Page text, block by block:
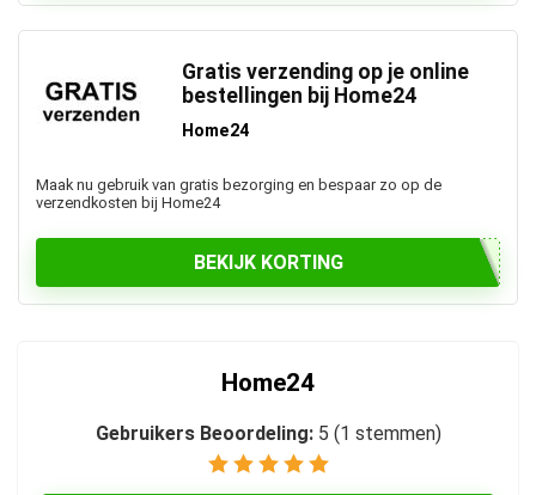
Gratis verzending op je online
bestellingen bij Home24
Home24
Maak nu gebruik van gratis bezorging en bespaar zo op de
verzendkosten bij Home24
BEKIJK KORTING
Home24
Gebruikers Beoordeling: 5 (1 stemmen)